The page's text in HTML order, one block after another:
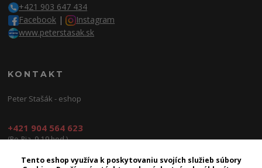
+421 903 647 434
Facebook |
Instagram
www.peterstasak.sk
KONTAKT
Peter Stašák - eshop
+421 904 564 623
(Po-Pia, 9-19 hod.)
info@peterproduction.sk
Tento eshop využíva k poskytovaniu svojích služieb súbory